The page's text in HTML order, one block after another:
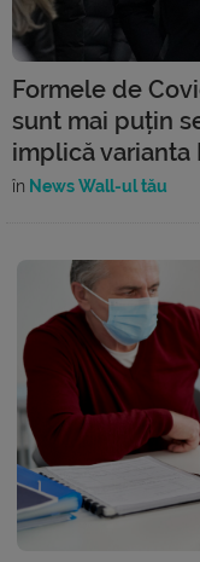
Formele de
sunt mai puțin
implică varianta
în News Wall-ul tău